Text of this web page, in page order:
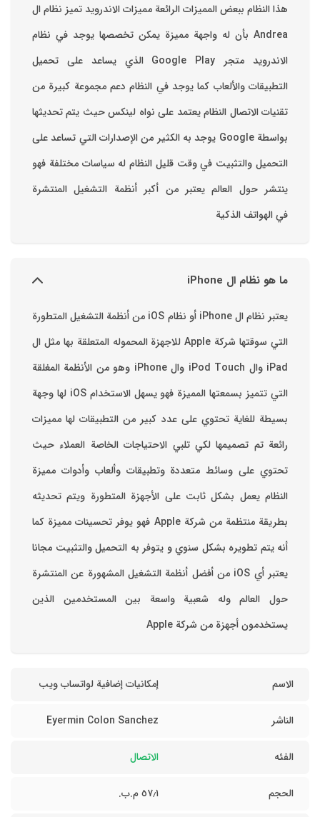
هذا النظام ببعض المميزات الرائعة ‏مميزات الاندرويد ‏تميز نظام ال
Andrea بأن له واجهة مميزة يمكن تخصصها ‏يوجد في نظام
الاندرويد متجر Google Play الذي يساعد على تحميل
التطبيقات والألعاب ‏كما يوجد في النظام دعم مجموعة كبيرة من
تقنيات الاتصال ‏النظام يعتمد على نواه لينكس حيث يتم تحديثها
بواسطة ‫Google‬ ‏يوجد به الكثير من الإصدارات التي تساعد على
التحميل والتثبيت في وقت قليل ‏النظام له سياسات مختلفة فهو
ينتشر حول العالم يعتبر من أكبر أنظمة التشغيل المنتشرة
في الهواتف الذكية
ما هو نظام ال iPhone
يعتبر نظام ال iPhone أو نظام iOS من أنظمة التشغيل المتطورة
التي سوقتها شركة Apple للاجهزة المحموله المتعلقة بها مثل ال
iPad وال iPod Touch وال iPhone وهو من الأنظمة المغلقة
التي تتميز بسمعتها المميزة فهو يسهل الاستخدام ‏iOS لها وجهة
بسيطة للغاية تحتوي على عدد كبير من التطبيقات لها مميزات
رائعة تم تصميمها لكي تلبي الاحتياجات الخاصة العملاء حيث
تحتوي على وسائط متعددة وتطبيقات وألعاب وأدوات مميزة
‏النظام يعمل بشكل ثابت على الأجهزة المتطورة ويتم تحديثه
بطريقة منتظمة من شركة Apple فهو يوفر تحسينات مميزة كما
أنه يتم تطويره بشكل سنوي و يتوفر به التحميل والتثبيت مجانا
‏يعتبر أي iOS من أفضل أنظمة التشغيل المشهورة عن المنتشرة
حول العالم وله شعبية واسعة بين المستخدمين الذين
يستخدمون أجهزة من شركة Apple
الاسم إمكانيات إضافية لواتساب ويب
الناشر Eyermin Colon Sanchez
الفئه الاتصال
الحجم ٥٧٫١ م.ب.